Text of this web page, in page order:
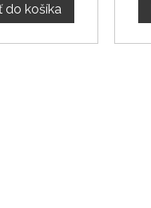
do košíka